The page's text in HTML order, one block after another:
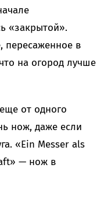
«закрытой».
пересаженное в
на огород лучше
от одного
нож, даже если
«Ein Messer als
— нож в